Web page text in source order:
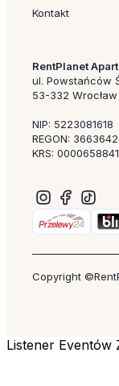
Kontakt
RentPlanet
ul. Powstańców
53-332 Wrocław
NIP: 5223081618
REGON:
KRS: 0000658841
Copyright
Listener Eventów